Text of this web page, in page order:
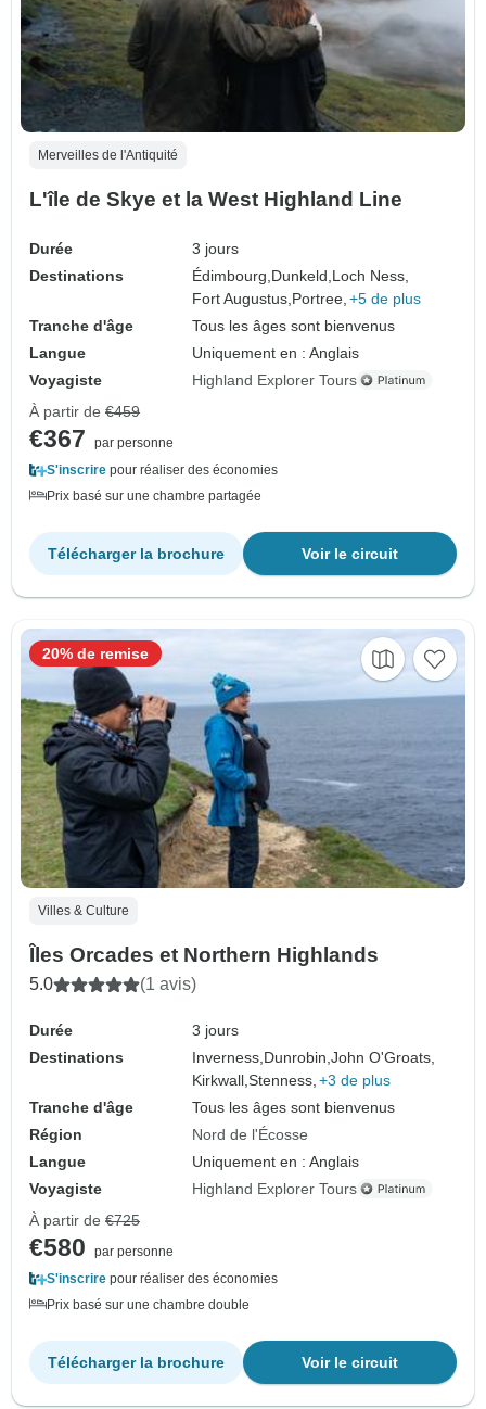
Merveilles de l'Antiquité
L'île de Skye et la West Highland Line
Durée
3 jours
Destinations
Édimbourg, Dunkeld, Loch Ness,
Fort Augustus, Portree, +5 de plus
Tranche d'âge
Tous les âges sont bienvenus
Langue
Uniquement en : Anglais
Voyagiste
Highland Explorer Tours
À partir de €459
€367
par personne
S'inscrire pour réaliser des économies
Prix basé sur une chambre partagée
Voir le circuit
Télécharger la brochure
Villes & Culture
Îles Orcades et Northern Highlands
5.0 (1 avis)
Durée
3 jours
Destinations
Inverness, Dunrobin,John O'Groats,
Kirkwall,Stenness, +3 de plus
Tranche d'âge
Tous les âges sont bienvenus
Région
Nord de l'Écosse
Langue
Uniquement en : Anglais
Voyagiste
Highland Explorer Tours
20% de remise
À partir de €725
€580
par personne
S'inscrire pour réaliser des économies
Prix basé sur une chambre double
Voir le circuit
Télécharger la brochure